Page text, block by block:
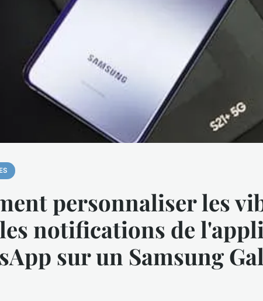
personnaliser les
notifications de
sur un Samsung